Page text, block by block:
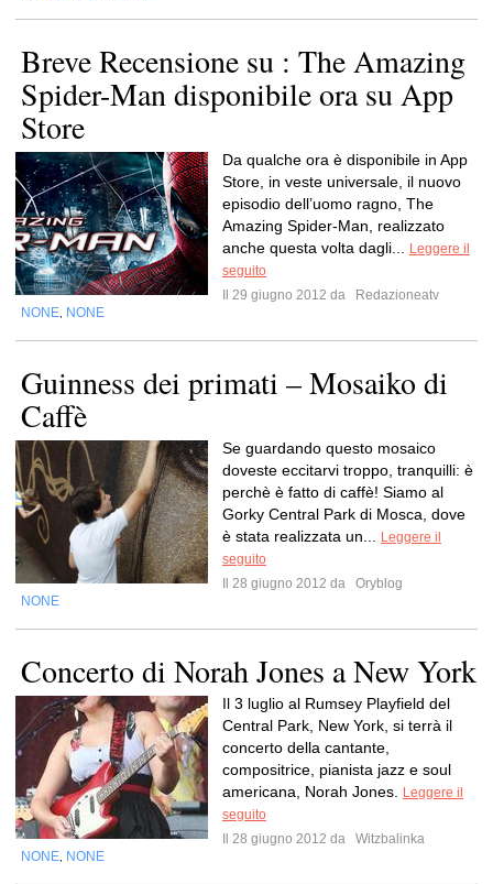
Breve Recensione su : The Amazing
Spider-Man disponibile ora su App
Store
Da qualche ora è disponibile in App
Store, in veste universale, il nuovo
episodio dell’uomo ragno, The
Amazing Spider-Man, realizzato
anche questa volta dagli...
Leggere il
seguito
Il 29 giugno 2012 da
Redazioneatv
NONE NONE
Guinness dei primati – Mosaiko di
Caffè
Se guardando questo mosaico
doveste eccitarvi troppo, tranquilli: è
perchè è fatto di caffè! Siamo al
Gorky Central Park di Mosca, dove
è stata realizzata un...
Leggere il
seguito
Il 28 giugno 2012 da
Oryblog
NONE
Concerto di Norah Jones a New York
Il 3 luglio al Rumsey Playfield del
Central Park, New York, si terrà il
concerto della cantante,
compositrice, pianista jazz e soul
americana, Norah Jones.
Leggere il
seguito
Il 28 giugno 2012 da
Witzbalinka
NONE NONE